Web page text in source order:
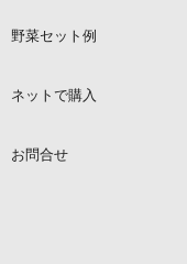
野菜セット例
ネットで購入
お問合せ